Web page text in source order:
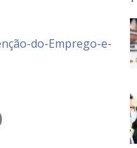
do-Emprego-e-